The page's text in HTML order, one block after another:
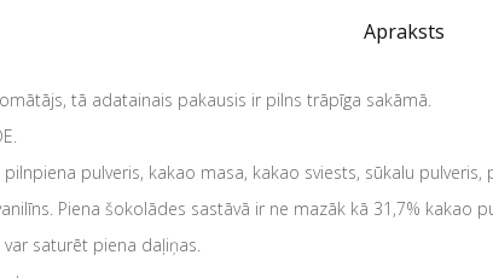
Apraksts
tā adatainais pakausis ir pilns trāpīga sakāmā.
pilnpiena pulveris, kakao masa, kakao sviests, sūkalu
Piena šokolādes sastāvā ir ne mazāk kā 31,7% kakao
saturēt piena daļiņas.